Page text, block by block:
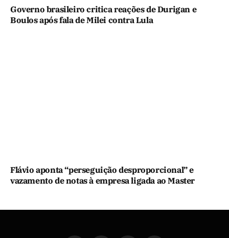
Governo brasileiro critica reações de Durigan e
Boulos após fala de Milei contra Lula
Flávio aponta “perseguição desproporcional” e
vazamento de notas à empresa ligada ao Master